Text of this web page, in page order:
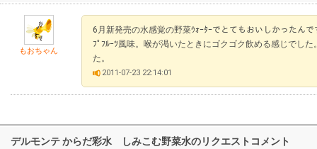
もおちゃん
6月新発売の水感覚の野菜ｳｫｰﾀｰでとてもおいしかったん
ﾌﾟﾌﾙｰﾂ風味。喉が渇いたときにゴクゴク飲める感じでし
た。
2011-07-23 22:14:01
デルモンテ からだ彩水 しみこむ野菜水のリクエストコメント